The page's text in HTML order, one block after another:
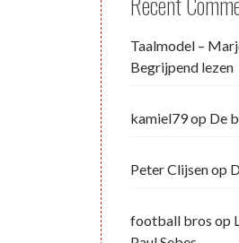
Taalmodel –
Begrijpend lezen
kamiel79op De
Peter Clijsenop
football bros op